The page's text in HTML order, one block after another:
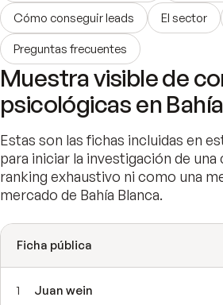
Cómo conseguir leads El sector
Preguntas frecuentes
Muestra visible de
psicológicas en
Estas son las fichas incluidas en
para iniciar la investigación de
ranking exhaustivo ni como una
mercado de Bahía Blanca.
Ficha pública
1 Juan wein